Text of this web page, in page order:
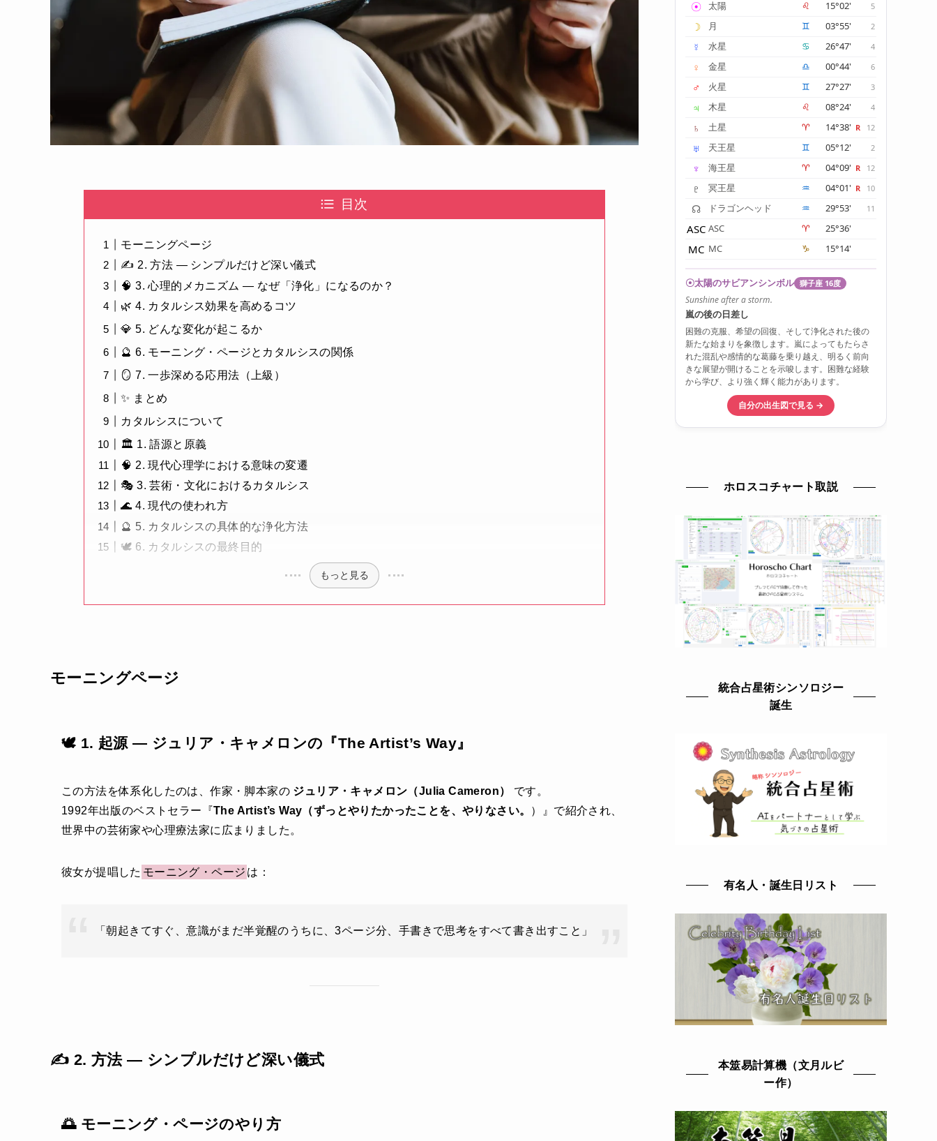
目次
モーニングページ
✍️ 2. 方法 ― シンプルだけど深い儀式
🧠 3. 心理的メカニズム ― なぜ「浄化」になるのか？
🌿 4. カタルシス効果を高めるコツ
💎 5. どんな変化が起こるか
🔮 6. モーニング・ページとカタルシスの関係
🪞 7. 一歩深める応用法（上級）
✨ まとめ
カタルシスについて
🏛 1. 語源と原義
🧠 2. 現代心理学における意味の変遷
🎭 3. 芸術・文化におけるカタルシス
🌊 4. 現代の使われ方
🔮 5. カタルシスの具体的な浄化方法
🕊 6. カタルシスの最終目的
もっと見る
モーニングページ
🕊 1. 起源 ― ジュリア・キャメロンの『The Artist’s Way』
この方法を体系化したのは、作家・脚本家の ジュリア・キャメロン（Julia Cameron）
です。
1992年出版のベストセラー『The Artist’s Way（ずっとやりたかったことを、やりなさい。 ）』で紹介され、
世界中の芸術家や心理療法家に広まりました。
彼女が提唱した モーニング・ページ は：
「朝起きてすぐ、意識がまだ半覚醒のうちに、3ページ分、手書きで思考をすべて書き出すこと」
✍️ 2. 方法 ― シンプルだけど深い儀式
🌅 モーニング・ページのやり方
ホロスコチャート取説
統合占星術シンソロジー
誕生
有名人・誕生日リスト
本筮易計算機（文月ルビ
ー作）